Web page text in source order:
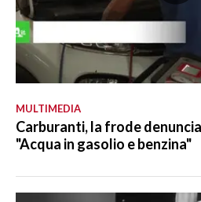
MULTIMEDIA
Carburanti, la frode
"Acqua in gasolio e benzina"